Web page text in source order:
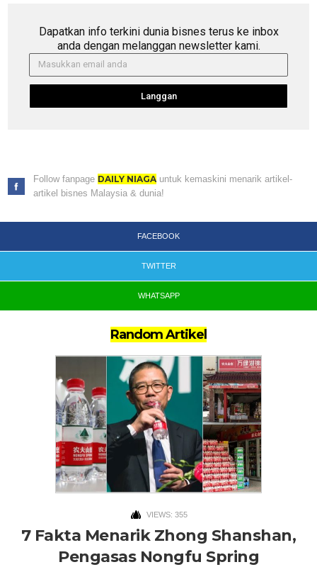
Dapatkan info terkini dunia bisnes terus ke inbox
anda dengan melanggan newsletter kami.
Langgan
Follow fanpage DAILY NIAGA untuk kemaskini menarik artikel-
artikel bisnes Malaysia & dunia!
FACEBOOK
TWITTER
WHATSAPP
Random Artikel
VIEWS: 355
7 Fakta Menarik Zhong Shanshan,
Pengasas Nongfu Spring